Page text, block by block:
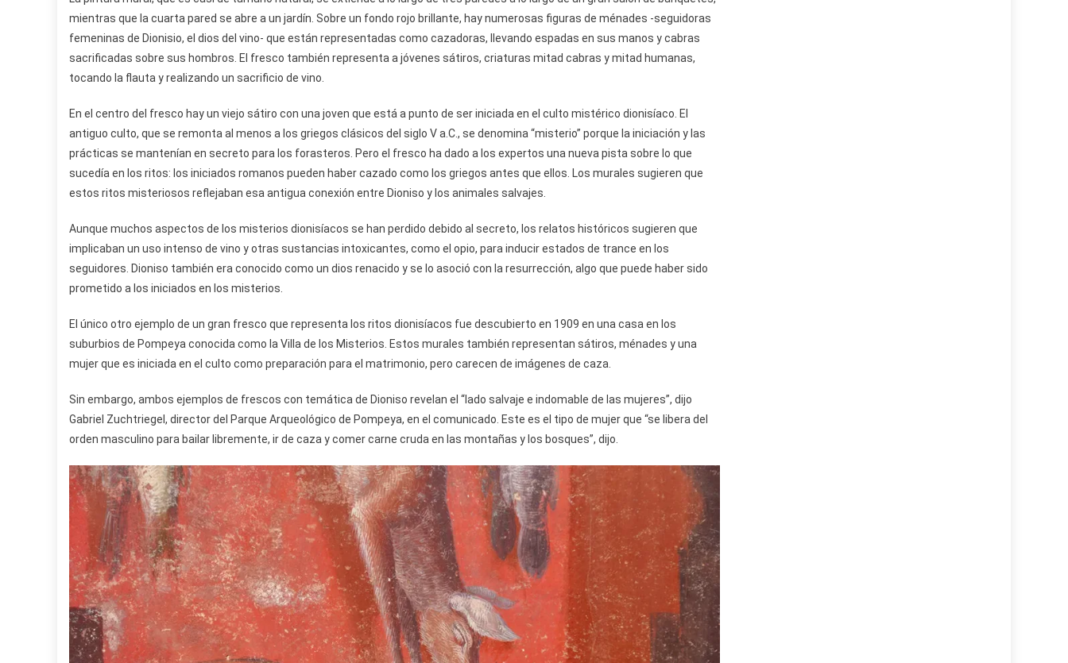
mientras que la cuarta pared se abre a un jardín. Sobre un fondo rojo brillante, hay numerosas figuras de ménades -seguidoras
femeninas de Dionisio, el dios del vino- que están representadas como cazadoras, llevando espadas en sus manos y cabras
sacrificadas sobre sus hombros. El fresco también representa a jóvenes sátiros, criaturas mitad cabras y mitad humanas,
tocando la flauta y realizando un sacrificio de vino.
En el centro del fresco hay un viejo sátiro con una joven que está a punto de ser iniciada en el culto mistérico dionisíaco. El
antiguo culto, que se remonta al menos a los griegos clásicos del siglo V a.C., se denomina “misterio” porque la iniciación y las
prácticas se mantenían en secreto para los forasteros. Pero el fresco ha dado a los expertos una nueva pista sobre lo que
sucedía en los ritos: los iniciados romanos pueden haber cazado como los griegos antes que ellos. Los murales sugieren que
estos ritos misteriosos reflejaban esa antigua conexión entre Dioniso y los animales salvajes.
Aunque muchos aspectos de los misterios dionisíacos se han perdido debido al secreto, los relatos históricos sugieren que
implicaban un uso intenso de vino y otras sustancias intoxicantes, como el opio, para inducir estados de trance en los
seguidores. Dioniso también era conocido como un dios renacido y se lo asoció con la resurrección, algo que puede haber sido
prometido a los iniciados en los misterios.
El único otro ejemplo de un gran fresco que representa los ritos dionisíacos fue descubierto en 1909 en una casa en los
suburbios de Pompeya conocida como la Villa de los Misterios. Estos murales también representan sátiros, ménades y una
mujer que es iniciada en el culto como preparación para el matrimonio, pero carecen de imágenes de caza.
Sin embargo, ambos ejemplos de frescos con temática de Dioniso revelan el “lado salvaje e indomable de las mujeres”, dijo
Gabriel Zuchtriegel, director del Parque Arqueológico de Pompeya, en el comunicado. Este es el tipo de mujer que “se libera del
orden masculino para bailar libremente, ir de caza y comer carne cruda en las montañas y los bosques”, dijo.